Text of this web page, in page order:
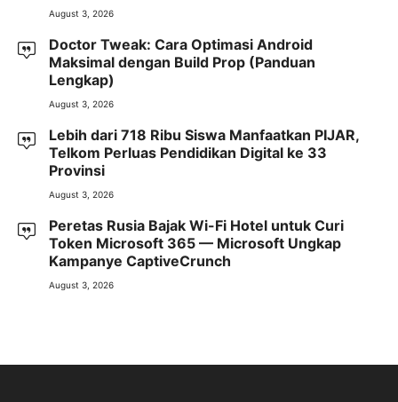
August 3, 2026
Doctor Tweak: Cara Optimasi Android
Maksimal dengan Build Prop (Panduan
Lengkap)
August 3, 2026
Lebih dari 718 Ribu Siswa Manfaatkan PIJAR,
Telkom Perluas Pendidikan Digital ke 33
Provinsi
August 3, 2026
Peretas Rusia Bajak Wi-Fi Hotel untuk Curi
Token Microsoft 365 — Microsoft Ungkap
Kampanye CaptiveCrunch
August 3, 2026